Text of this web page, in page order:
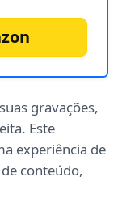
gravações,
Este
experiência de
conteúdo,